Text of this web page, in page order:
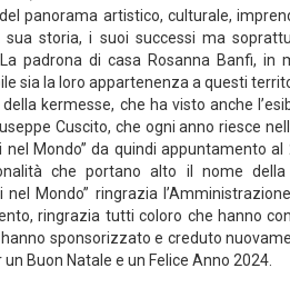
panorama artistico, culturale,
storia, i suoi successi ma
padrona di casa Rosanna Banfi,
sia la loro appartenenza a questi
kermesse, che ha visto anche
Cuscito, che ogni anno riesce
nel Mondo” da quindi appuntamento
che portano alto il nome
nel Mondo” ringrazia
ringrazia tutti coloro che hanno
sponsorizzato e creduto
Buon Natale e un Felice Anno 2024.